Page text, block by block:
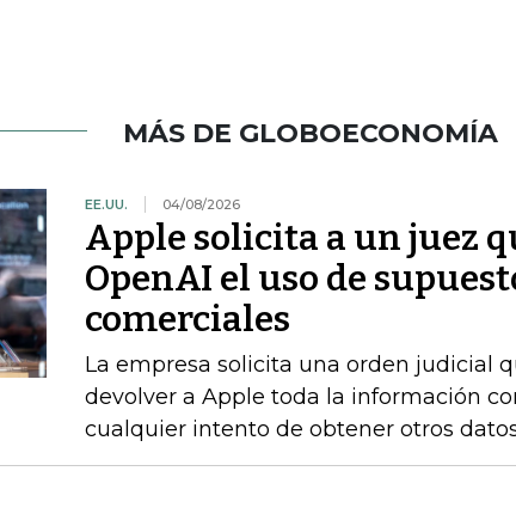
MÁS DE GLOBOECONOMÍA
EE.UU. 04/08/2026
Apple solicita a un juez
OpenAI el uso de
comerciales
La empresa solicita una orden judicial
devolver a Apple toda la información
cualquier intento de obtener otros